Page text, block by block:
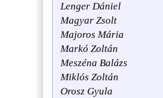
Lenger Dániel
Magyar Zsolt
Majoros Mária
Markó Zoltán
Meszéna Balázs
Miklós Zoltán
Orosz Gyula